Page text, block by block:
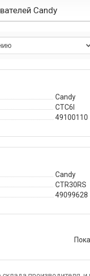
Candy
Candy
CTC6I
49100110
Candy
CTR30RS
49099628